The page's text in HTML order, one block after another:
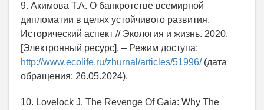
9. Акимова Т.А. О банкротстве всемирной
дипломатии в целях устойчивого развития.
Исторический аспект // Экология и жизнь. 2020.
[Электронный ресурс]. – Режим доступа:
http://www.ecolife.ru/zhurnal/articles/51996/(дата
обращения: 26.05.2024).
10. Lovelock J. The Revenge Of Gaia: Why The